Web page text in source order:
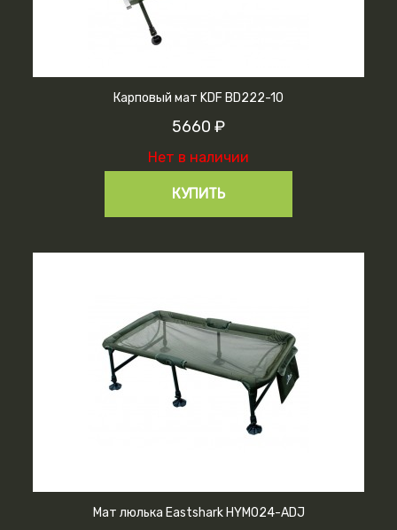
Карповый мат KDF BD222-10
5660 ₽
Нет в наличии
КУПИТЬ
Мат люлька Eastshark HYM024-ADJ